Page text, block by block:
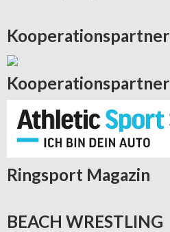
Kooperationspartner
Kooperationspartner
Ringsport Magazin
BEACH WRESTLING